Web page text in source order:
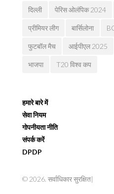
दिल्ली पेरिस ओलंपिक 2024
प्रीमियर लीग बार्सिलोना
फुटबॉल मैच आईपीएल 2025
भाजपा T20 विश्व कप
हमारे बारे में
सेवा नियम
गोपनीयता नीति
संपर्क करें
DPDP
© 2026. सर्वाधिकार सुरक्षित|